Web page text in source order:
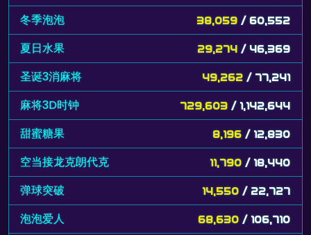
冬季泡泡 38,059 / 60,552
夏日水果 29,274 / 46,369
圣诞3消麻将 49,262 / 77,241
麻将3D时钟 729,603 / 1,142,644
甜蜜糖果 8,196 / 12,830
空当接龙克朗代克 11,790 / 18,440
弹球突破 14,550 / 22,727
泡泡爱人 68,630 / 106,710